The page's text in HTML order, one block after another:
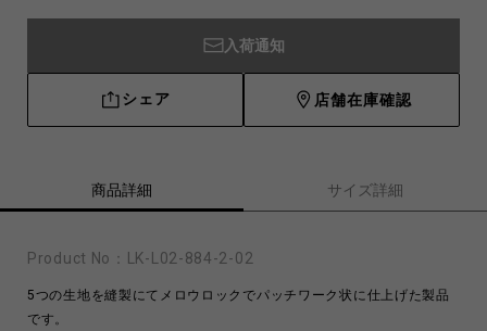
入荷通知
シェア 店舗在庫確認
商品詳細 サイズ詳細
Product No： LK-L02-884-2-02
5つの生地を縫製にてメロウロックでパッチワーク状に仕上げた製品
です。